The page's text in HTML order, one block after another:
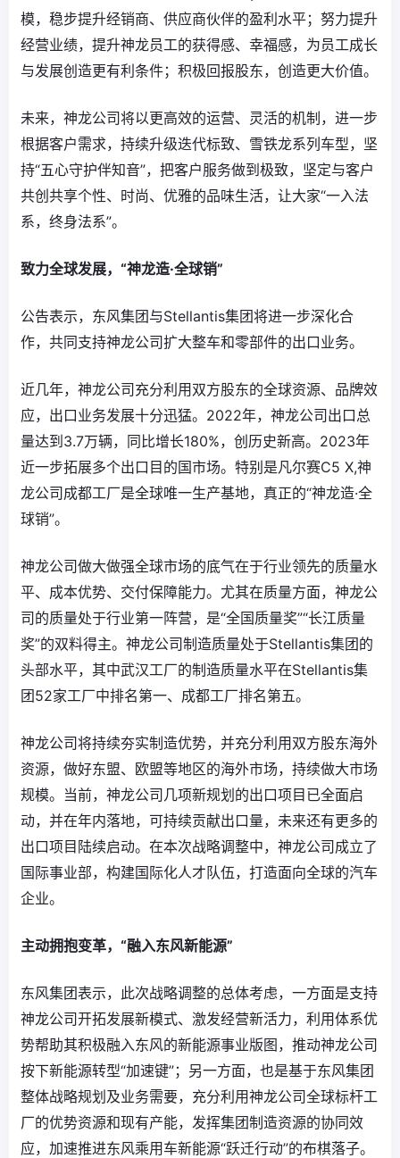
模，稳步提升经销商、供应商伙伴的盈利水平；努力提升
经营业绩，提升神龙员工的获得感、幸福感，为员工成长
与发展创造更有利条件；积极回报股东，创造更大价值。
未来，神龙公司将以更高效的运营、灵活的机制，进一步
根据客户需求，持续升级迭代标致、雪铁龙系列车型，坚
持“五心守护伴知音”，把客户服务做到极致，坚定与客户
共创共享个性、时尚、优雅的品味生活，让大家“一入法
系，终身法系”。
致力全球发展，“神龙造·全球销”
公告表示，东风集团与Stellantis集团将进一步深化合
作，共同支持神龙公司扩大整车和零部件的出口业务。
近几年，神龙公司充分利用双方股东的全球资源、品牌效
应，出口业务发展十分迅猛。2022年，神龙公司出口总
量达到3.7万辆，同比增长180%，创历史新高。2023年
近一步拓展多个出口目的国市场。特别是凡尔赛C5 X,神
龙公司成都工厂是全球唯一生产基地，真正的“神龙造·全
球销”。
神龙公司做大做强全球市场的底气在于行业领先的质量水
平、成本优势、交付保障能力。尤其在质量方面，神龙公
司的质量处于行业第一阵营，是“全国质量奖”“长江质量
奖”的双料得主。神龙公司制造质量处于Stellantis集团的
头部水平，其中武汉工厂的制造质量水平在Stellantis集
团52家工厂中排名第一、成都工厂排名第五。
神龙公司将持续夯实制造优势，并充分利用双方股东海外
资源，做好东盟、欧盟等地区的海外市场，持续做大市场
规模。当前，神龙公司几项新规划的出口项目已全面启
动，并在年内落地，可持续贡献出口量，未来还有更多的
出口项目陆续启动。在本次战略调整中，神龙公司成立了
国际事业部，构建国际化人才队伍，打造面向全球的汽车
企业。
主动拥抱变革，“融入东风新能源”
东风集团表示，此次战略调整的总体考虑，一方面是支持
神龙公司开拓发展新模式、激发经营新活力，利用体系优
势帮助其积极融入东风的新能源事业版图，推动神龙公司
按下新能源转型“加速键”；另一方面，也是基于东风集团
整体战略规划及业务需要，充分利用神龙公司全球标杆工
厂的优势资源和现有产能，发挥集团制造资源的协同效
应，加速推进东风乘用车新能源“跃迁行动”的布棋落子。